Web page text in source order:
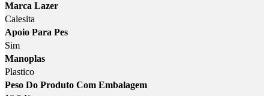
Marca Lazer
Calesita
Apoio Para Pes
Sim
Manoplas
Plastico
Peso Do Produto Com Embalagem